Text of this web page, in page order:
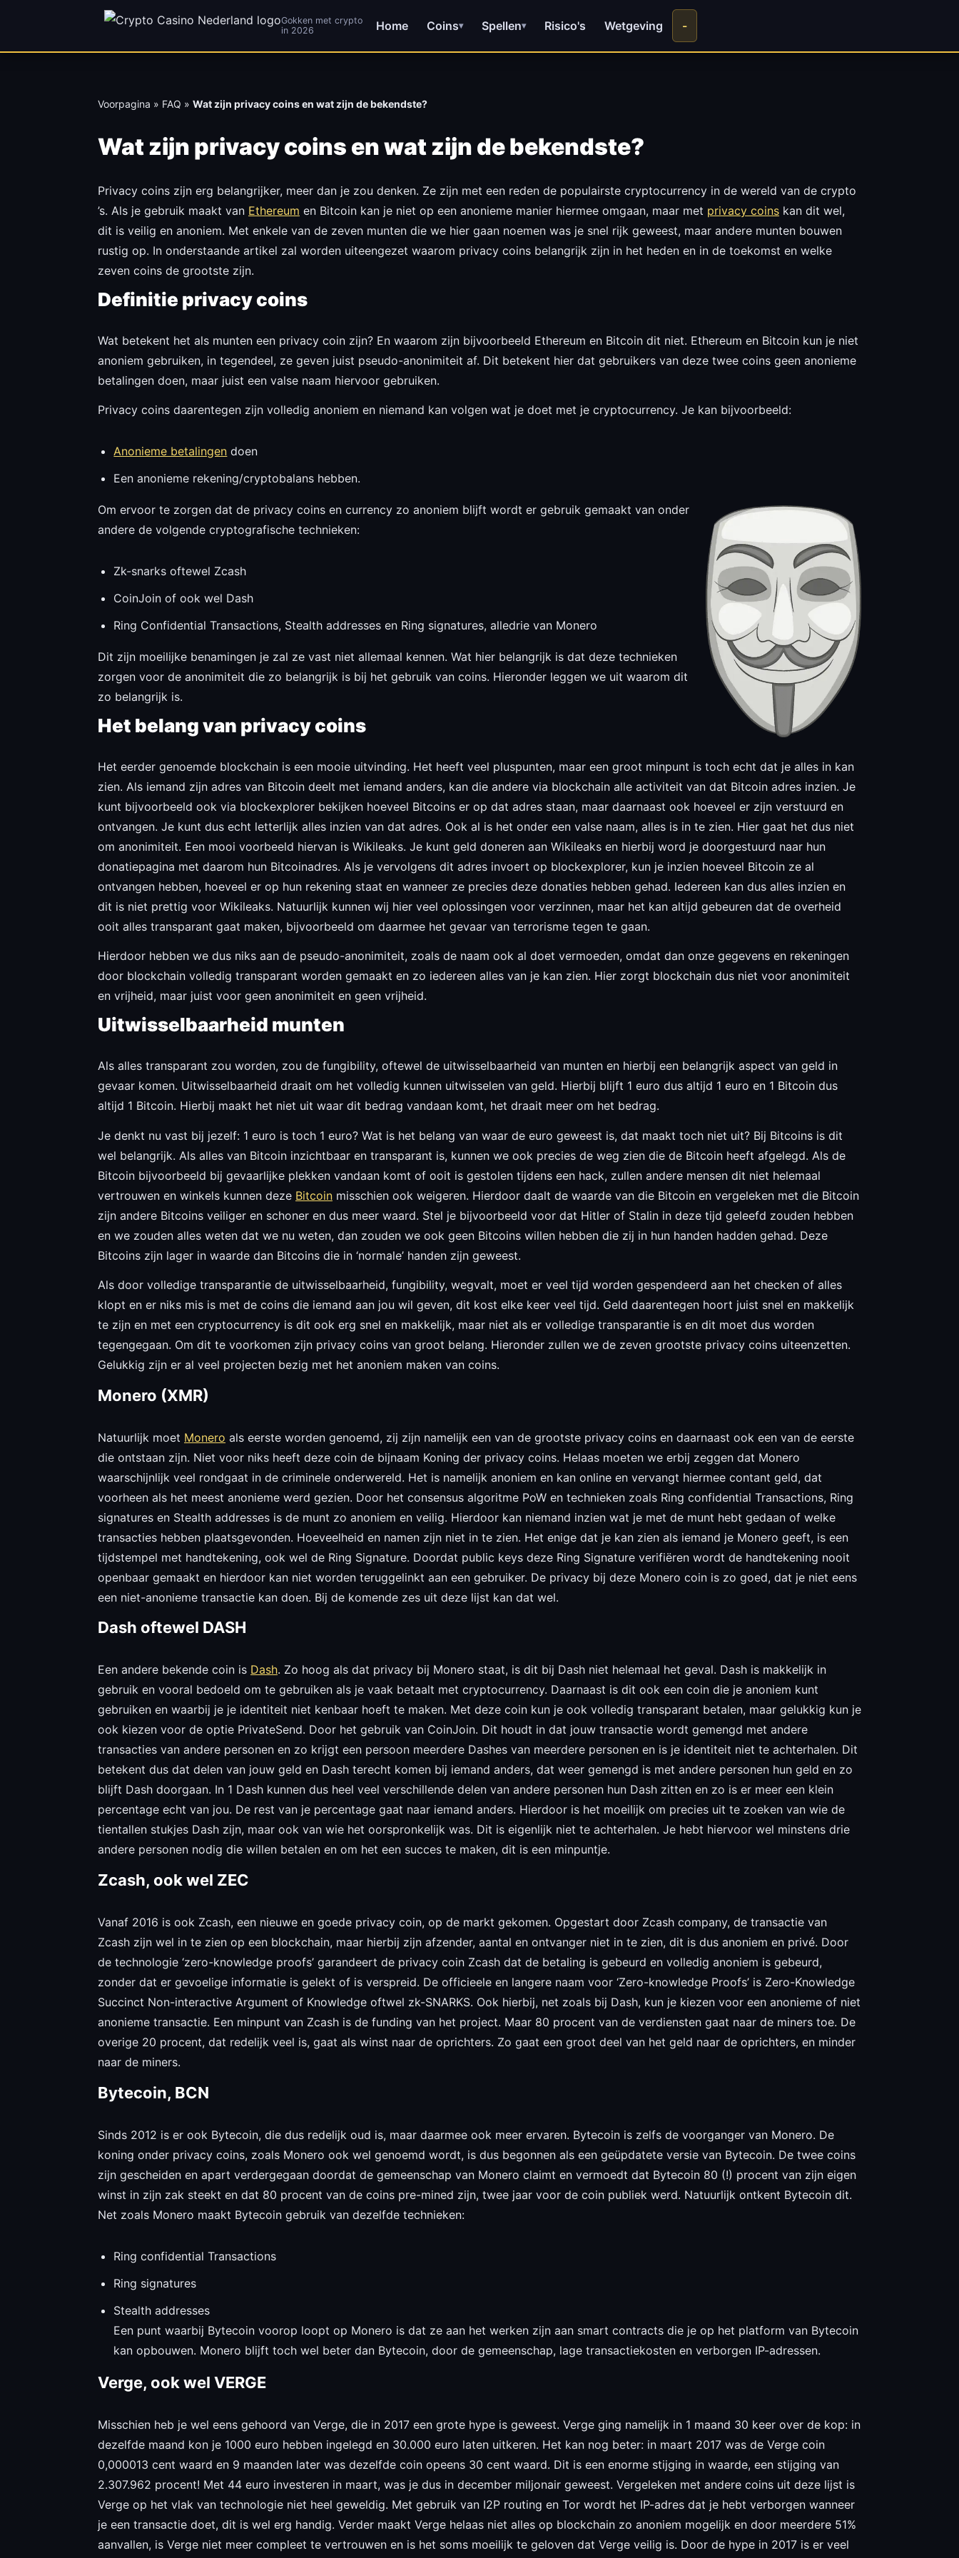
Gokken met crypto
in 2026
Home Coins▾ Spellen▾ Risico's Wetgeving -
Voorpagina » FAQ » Wat zijn privacy coins en wat zijn de bekendste?
Wat zijn privacy coins en wat zijn de bekendste?
Privacy coins zijn erg belangrijker, meer dan je zou denken. Ze zijn met een reden de populairste cryptocurrency in de wereld van de crypto
’s. Als je gebruik maakt van Ethereum en Bitcoin kan je niet op een anonieme manier hiermee omgaan, maar met privacy coins kan dit wel,
dit is veilig en anoniem. Met enkele van de zeven munten die we hier gaan noemen was je snel rijk geweest, maar andere munten bouwen
rustig op. In onderstaande artikel zal worden uiteengezet waarom privacy coins belangrijk zijn in het heden en in de toekomst en welke
zeven coins de grootste zijn.
Definitie privacy coins
Wat betekent het als munten een privacy coin zijn? En waarom zijn bijvoorbeeld Ethereum en Bitcoin dit niet. Ethereum en Bitcoin kun je niet
anoniem gebruiken, in tegendeel, ze geven juist pseudo-anonimiteit af. Dit betekent hier dat gebruikers van deze twee coins geen anonieme
betalingen doen, maar juist een valse naam hiervoor gebruiken.
Privacy coins daarentegen zijn volledig anoniem en niemand kan volgen wat je doet met je cryptocurrency. Je kan bijvoorbeeld:
Anonieme betalingen doen
Een anonieme rekening/cryptobalans hebben.
Om ervoor te zorgen dat de privacy coins en currency zo anoniem blijft wordt er gebruik gemaakt van onder
andere de volgende cryptografische technieken:
Zk-snarks oftewel Zcash
CoinJoin of ook wel Dash
Ring Confidential Transactions, Stealth addresses en Ring signatures, alledrie van Monero
Dit zijn moeilijke benamingen je zal ze vast niet allemaal kennen. Wat hier belangrijk is dat deze technieken
zorgen voor de anonimiteit die zo belangrijk is bij het gebruik van coins. Hieronder leggen we uit waarom dit
zo belangrijk is.
Het belang van privacy coins
Het eerder genoemde blockchain is een mooie uitvinding. Het heeft veel pluspunten, maar een groot minpunt is toch echt dat je alles in kan
zien. Als iemand zijn adres van Bitcoin deelt met iemand anders, kan die andere via blockchain alle activiteit van dat Bitcoin adres inzien. Je
kunt bijvoorbeeld ook via blockexplorer bekijken hoeveel Bitcoins er op dat adres staan, maar daarnaast ook hoeveel er zijn verstuurd en
ontvangen. Je kunt dus echt letterlijk alles inzien van dat adres. Ook al is het onder een valse naam, alles is in te zien. Hier gaat het dus niet
om anonimiteit. Een mooi voorbeeld hiervan is Wikileaks. Je kunt geld doneren aan Wikileaks en hierbij word je doorgestuurd naar hun
donatiepagina met daarom hun Bitcoinadres. Als je vervolgens dit adres invoert op blockexplorer, kun je inzien hoeveel Bitcoin ze al
ontvangen hebben, hoeveel er op hun rekening staat en wanneer ze precies deze donaties hebben gehad. Iedereen kan dus alles inzien en
dit is niet prettig voor Wikileaks. Natuurlijk kunnen wij hier veel oplossingen voor verzinnen, maar het kan altijd gebeuren dat de overheid
ooit alles transparant gaat maken, bijvoorbeeld om daarmee het gevaar van terrorisme tegen te gaan.
Hierdoor hebben we dus niks aan de pseudo-anonimiteit, zoals de naam ook al doet vermoeden, omdat dan onze gegevens en rekeningen
door blockchain volledig transparant worden gemaakt en zo iedereen alles van je kan zien. Hier zorgt blockchain dus niet voor anonimiteit
en vrijheid, maar juist voor geen anonimiteit en geen vrijheid.
Uitwisselbaarheid munten
Als alles transparant zou worden, zou de fungibility, oftewel de uitwisselbaarheid van munten en hierbij een belangrijk aspect van geld in
gevaar komen. Uitwisselbaarheid draait om het volledig kunnen uitwisselen van geld. Hierbij blijft 1 euro dus altijd 1 euro en 1 Bitcoin dus
altijd 1 Bitcoin. Hierbij maakt het niet uit waar dit bedrag vandaan komt, het draait meer om het bedrag.
Je denkt nu vast bij jezelf: 1 euro is toch 1 euro? Wat is het belang van waar de euro geweest is, dat maakt toch niet uit? Bij Bitcoins is dit
wel belangrijk. Als alles van Bitcoin inzichtbaar en transparant is, kunnen we ook precies de weg zien die de Bitcoin heeft afgelegd. Als de
Bitcoin bijvoorbeeld bij gevaarlijke plekken vandaan komt of ooit is gestolen tijdens een hack, zullen andere mensen dit niet helemaal
vertrouwen en winkels kunnen deze Bitcoin misschien ook weigeren. Hierdoor daalt de waarde van die Bitcoin en vergeleken met die Bitcoin
zijn andere Bitcoins veiliger en schoner en dus meer waard. Stel je bijvoorbeeld voor dat Hitler of Stalin in deze tijd geleefd zouden hebben
en we zouden alles weten dat we nu weten, dan zouden we ook geen Bitcoins willen hebben die zij in hun handen hadden gehad. Deze
Bitcoins zijn lager in waarde dan Bitcoins die in ‘normale’ handen zijn geweest.
Als door volledige transparantie de uitwisselbaarheid, fungibility, wegvalt, moet er veel tijd worden gespendeerd aan het checken of alles
klopt en er niks mis is met de coins die iemand aan jou wil geven, dit kost elke keer veel tijd. Geld daarentegen hoort juist snel en makkelijk
te zijn en met een cryptocurrency is dit ook erg snel en makkelijk, maar niet als er volledige transparantie is en dit moet dus worden
tegengegaan. Om dit te voorkomen zijn privacy coins van groot belang. Hieronder zullen we de zeven grootste privacy coins uiteenzetten.
Gelukkig zijn er al veel projecten bezig met het anoniem maken van coins.
Monero (XMR)
Natuurlijk moet Monero als eerste worden genoemd, zij zijn namelijk een van de grootste privacy coins en daarnaast ook een van de eerste
die ontstaan zijn. Niet voor niks heeft deze coin de bijnaam Koning der privacy coins. Helaas moeten we erbij zeggen dat Monero
waarschijnlijk veel rondgaat in de criminele onderwereld. Het is namelijk anoniem en kan online en vervangt hiermee contant geld, dat
voorheen als het meest anonieme werd gezien. Door het consensus algoritme PoW en technieken zoals Ring confidential Transactions, Ring
signatures en Stealth addresses is de munt zo anoniem en veilig. Hierdoor kan niemand inzien wat je met de munt hebt gedaan of welke
transacties hebben plaatsgevonden. Hoeveelheid en namen zijn niet in te zien. Het enige dat je kan zien als iemand je Monero geeft, is een
tijdstempel met handtekening, ook wel de Ring Signature. Doordat public keys deze Ring Signature verifiëren wordt de handtekening nooit
openbaar gemaakt en hierdoor kan niet worden teruggelinkt aan een gebruiker. De privacy bij deze Monero coin is zo goed, dat je niet eens
een niet-anonieme transactie kan doen. Bij de komende zes uit deze lijst kan dat wel.
Dash oftewel DASH
Een andere bekende coin is Dash. Zo hoog als dat privacy bij Monero staat, is dit bij Dash niet helemaal het geval. Dash is makkelijk in
gebruik en vooral bedoeld om te gebruiken als je vaak betaalt met cryptocurrency. Daarnaast is dit ook een coin die je anoniem kunt
gebruiken en waarbij je je identiteit niet kenbaar hoeft te maken. Met deze coin kun je ook volledig transparant betalen, maar gelukkig kun je
ook kiezen voor de optie PrivateSend. Door het gebruik van CoinJoin. Dit houdt in dat jouw transactie wordt gemengd met andere
transacties van andere personen en zo krijgt een persoon meerdere Dashes van meerdere personen en is je identiteit niet te achterhalen. Dit
betekent dus dat delen van jouw geld en Dash terecht komen bij iemand anders, dat weer gemengd is met andere personen hun geld en zo
blijft Dash doorgaan. In 1 Dash kunnen dus heel veel verschillende delen van andere personen hun Dash zitten en zo is er meer een klein
percentage echt van jou. De rest van je percentage gaat naar iemand anders. Hierdoor is het moeilijk om precies uit te zoeken van wie de
tientallen stukjes Dash zijn, maar ook van wie het oorspronkelijk was. Dit is eigenlijk niet te achterhalen. Je hebt hiervoor wel minstens drie
andere personen nodig die willen betalen en om het een succes te maken, dit is een minpuntje.
Zcash, ook wel ZEC
Vanaf 2016 is ook Zcash, een nieuwe en goede privacy coin, op de markt gekomen. Opgestart door Zcash company, de transactie van
Zcash zijn wel in te zien op een blockchain, maar hierbij zijn afzender, aantal en ontvanger niet in te zien, dit is dus anoniem en privé. Door
de technologie ‘zero-knowledge proofs’ garandeert de privacy coin Zcash dat de betaling is gebeurd en volledig anoniem is gebeurd,
zonder dat er gevoelige informatie is gelekt of is verspreid. De officieele en langere naam voor ‘Zero-knowledge Proofs’ is Zero-Knowledge
Succinct Non-interactive Argument of Knowledge oftwel zk-SNARKS. Ook hierbij, net zoals bij Dash, kun je kiezen voor een anonieme of niet
anonieme transactie. Een minpunt van Zcash is de funding van het project. Maar 80 procent van de verdiensten gaat naar de miners toe. De
overige 20 procent, dat redelijk veel is, gaat als winst naar de oprichters. Zo gaat een groot deel van het geld naar de oprichters, en minder
naar de miners.
Bytecoin, BCN
Sinds 2012 is er ook Bytecoin, die dus redelijk oud is, maar daarmee ook meer ervaren. Bytecoin is zelfs de voorganger van Monero. De
koning onder privacy coins, zoals Monero ook wel genoemd wordt, is dus begonnen als een geüpdatete versie van Bytecoin. De twee coins
zijn gescheiden en apart verdergegaan doordat de gemeenschap van Monero claimt en vermoedt dat Bytecoin 80 (!) procent van zijn eigen
winst in zijn zak steekt en dat 80 procent van de coins pre-mined zijn, twee jaar voor de coin publiek werd. Natuurlijk ontkent Bytecoin dit.
Net zoals Monero maakt Bytecoin gebruik van dezelfde technieken:
Ring confidential Transactions
Ring signatures
Stealth addresses
Een punt waarbij Bytecoin voorop loopt op Monero is dat ze aan het werken zijn aan smart contracts die je op het platform van Bytecoin
kan opbouwen. Monero blijft toch wel beter dan Bytecoin, door de gemeenschap, lage transactiekosten en verborgen IP-adressen.
Verge, ook wel VERGE
Misschien heb je wel eens gehoord van Verge, die in 2017 een grote hype is geweest. Verge ging namelijk in 1 maand 30 keer over de kop: in
dezelfde maand kon je 1000 euro hebben ingelegd en 30.000 euro laten uitkeren. Het kan nog beter: in maart 2017 was de Verge coin
0,000013 cent waard en 9 maanden later was dezelfde coin opeens 30 cent waard. Dit is een enorme stijging in waarde, een stijging van
2.307.962 procent! Met 44 euro investeren in maart, was je dus in december miljonair geweest. Vergeleken met andere coins uit deze lijst is
Verge op het vlak van technologie niet heel geweldig. Met gebruik van I2P routing en Tor wordt het IP-adres dat je hebt verborgen wanneer
je een transactie doet, dit is wel erg handig. Verder maakt Verge helaas niet alles op blockchain zo anoniem mogelijk en door meerdere 51%
aanvallen, is Verge niet meer compleet te vertrouwen en is het soms moeilijk te geloven dat Verge veilig is. Door de hype in 2017 is er veel